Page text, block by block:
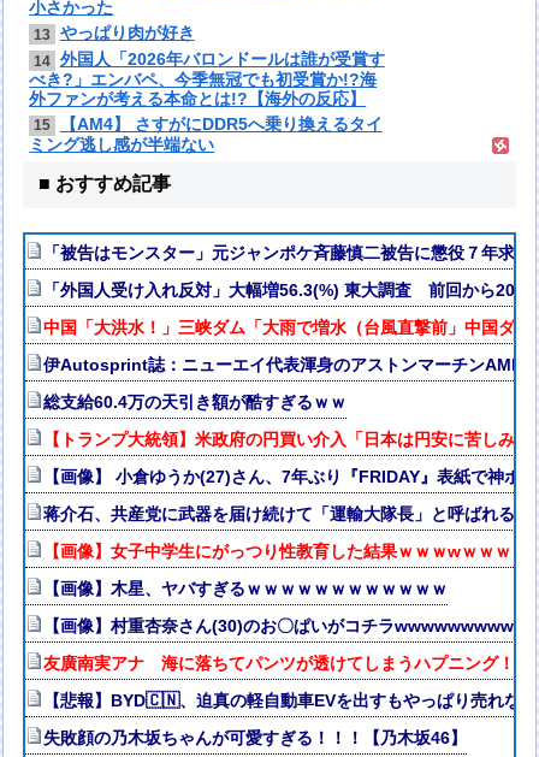
小さかった
13 やっぱり肉が好き
14 外国人「2026年バロンドールは誰が受賞す
べき?」エンバペ、今季無冠でも初受賞か!?海
外ファンが考える本命とは!?【海外の反応】
15
【AM4】 さすがにDDR5へ乗り換えるタイ
ミング逃し感が半端ない
■ おすすめ記事
「被告はモンスター」元ジャンポケ斉藤慎二被告に懲役７年求
「外国人受け入れ反対」大幅増56.3(%) 東大調査 前回から20ポ
中国「大洪水！」三峡ダム「大雨で増水（台風直撃前」中国ダ
伊Autosprint誌：ニューエイ代表渾身のアストンマーチン
総支給60.4万の天引き額が酷すぎるｗｗ
【トランプ大統領】米政府の円買い介入「日本は円安に苦しみ
【画像】 小倉ゆうか(27)さん、7年ぶり『FRIDAY』表紙で神ボ
蒋介石、共産党に武器を届け続けて「運輸大隊長」と呼ばれる
【画像】女子中学生にがっつり性教育した結果ｗｗｗwｗｗｗｗ
【画像】木星、ヤバすぎるｗｗｗｗｗｗｗｗｗｗｗｗ
【画像】村重杏奈さん(30)のお〇ぱいがコチラ
友廣南実アナ 海に落ちてパンツが透けてしまうハプニング！！
【悲報】BYD🇨🇳、迫真の軽自動車EVを出すもやっぱり売れない
失敗顔の乃木坂ちゃんが可愛すぎる！！！【乃木坂46】